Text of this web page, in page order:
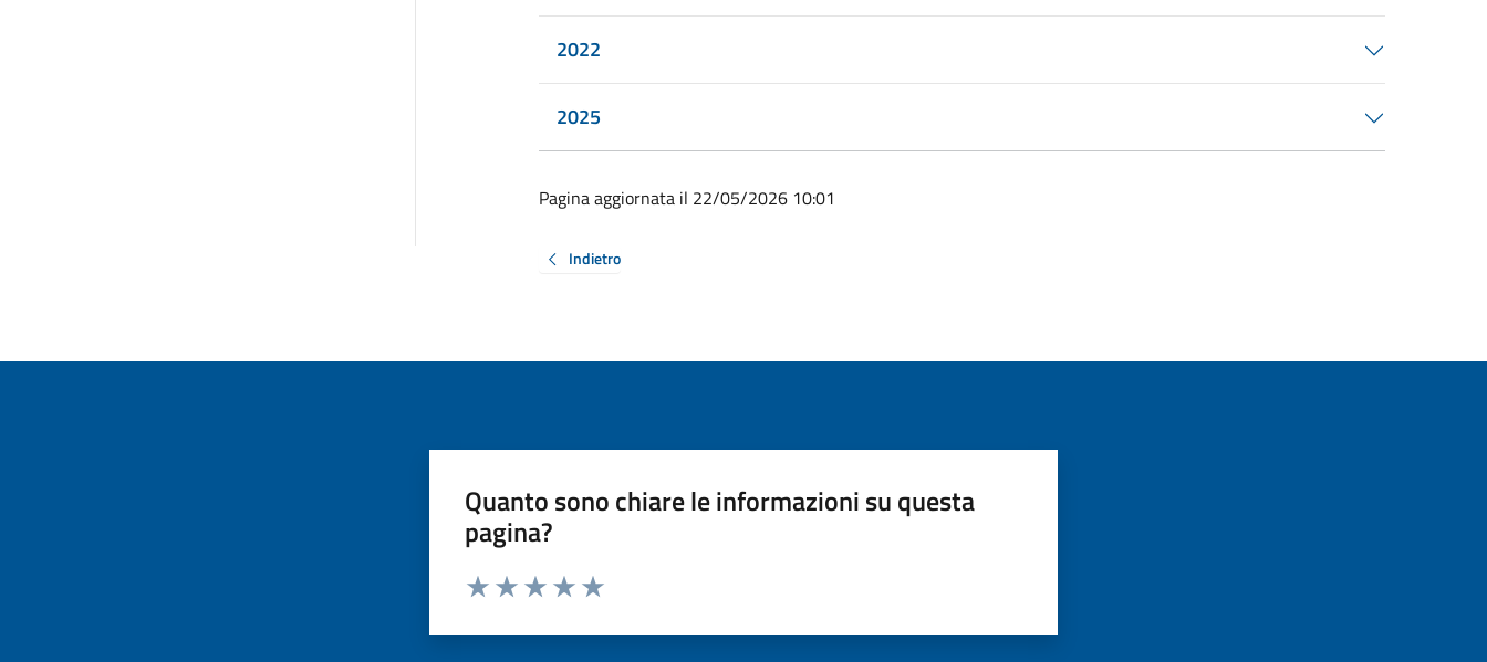
2022
2025
Pagina aggiornata il 22/05/2026 10:01
Indietro
Quanto sono chiare le informazioni su questa
pagina?
Valuta da 1 a 5 stelle la pagina